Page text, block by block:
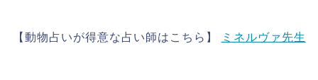
【動物占いが得意な占い師はこちら】 ミネルヴァ先生